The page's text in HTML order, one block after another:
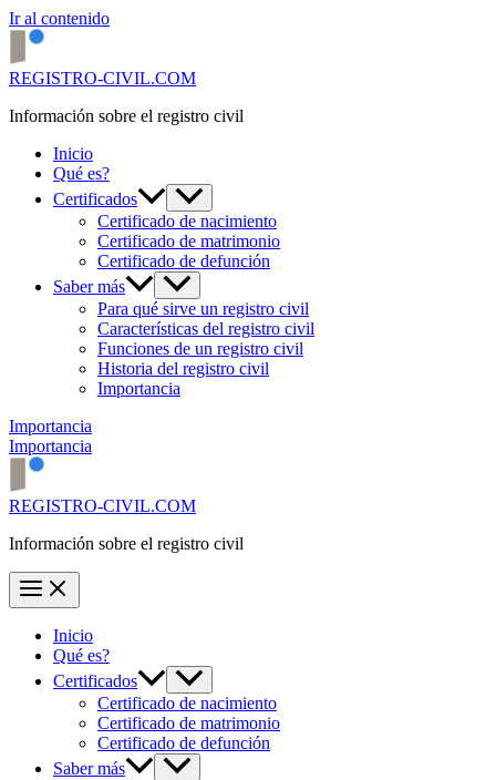
Ir al contenido
REGISTRO-CIVIL.COM
Información sobre el registro civil
Inicio
Qué es?
Certificados
Certificado de nacimiento
Certificado de matrimonio
Certificado de defunción
Saber más
Para qué sirve un registro civil
Características del registro civil
Funciones de un registro civil
Historia del registro civil
Importancia
Importancia
Importancia
REGISTRO-CIVIL.COM
Información sobre el registro civil
Inicio
Qué es?
Certificados
Certificado de nacimiento
Certificado de matrimonio
Certificado de defunción
Saber más